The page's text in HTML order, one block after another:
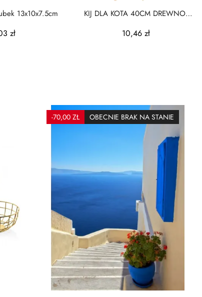
13x10x7.5cm
zł
KIJ DLA KOTA 40CM DREWNO
10,46 zł
-70,00 ZŁ OBECNIE BRAK NA STANIE